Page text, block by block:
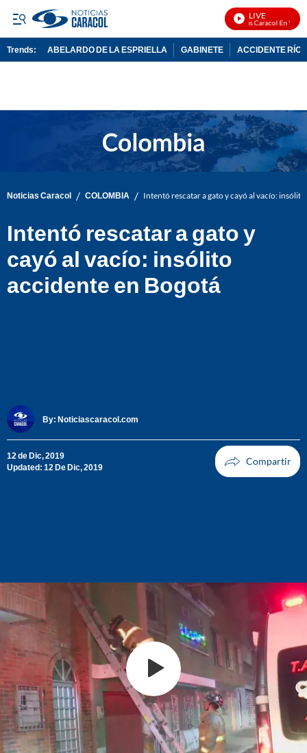
LIVE
Noticias Caracol En Vivo
Trends: ABELARDO DE LA ESPRIELLA GABINETE ACCIDENTE RÍO
Noticias Caracol / COLOMBIA / Intentó rescatar a gato y cayó al vacío:
Intentó rescatar a gato y
cayó al vacío: insólito
accidente en Bogotá
By: Noticiascaracol.com
12 de Dic, 2019
Updated: 12 De Dic, 2019